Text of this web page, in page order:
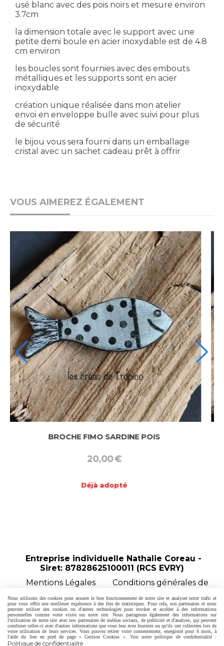
usé blanc avec des pois noirs et mesure environ
3.7cm
la dimension totale avec le support avec une
petite demi boule en acier inoxydable est de 4.8
cm environ
les boucles sont fournies avec des embouts
métalliques et les supports sont en acier
inoxydable
création unique réalisée dans mon atelier
envoi en enveloppe bulle avec suivi pour plus
de sécurité
le bijou vous sera fourni dans un emballage
cristal avec un sachet cadeau prêt à offrir
VOUS AIMEREZ ÉGALEMENT
BROCHE FIMO SARDINE POIS
Déjà adopté
Entreprise individuelle Nathalie Coreau -
Siret: 87828625100011 (RCS EVRY)
Mentions Légales
Conditions générales de
cookies
Mon Compte
Créer un site internet
Formulaire de rétractation
Nous utilisons des cookies pour assurer le bon fonctionnement de notre site et analyser notre trafic et
pour vous offrir une meilleure expérience à des fins de statistiques. Pour cela, nos partenaires et nous
peuvent utiliser des cookies ou d'autres technologies pour stocker et accéder à des informations
personnelles comme votre visite sur notre site. Nous partageons également des informations sur
l'utilisation de notre site avec nos partenaires de médias sociaux, de publicité et d'analyse, qui peuvent
combiner celles-ci avec d'autres informations que vous leur avez fournies ou qu'ils ont collectées lors de
votre utilisation de leurs services. Vous pouvez retirer votre consentement, enregistré pour 6 mois, à
l'aide du lien en pied de page « Gestion Cookies ». Voir notre politique de confidentialité :
Politique de confidentialité